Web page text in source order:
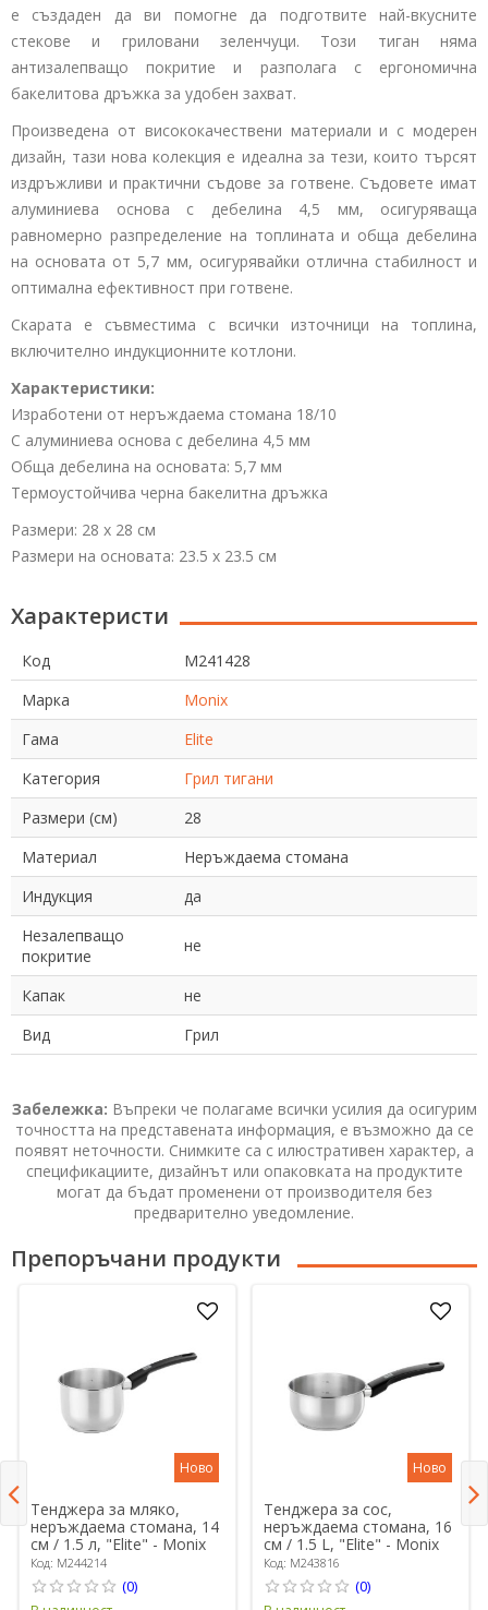
е създаден да ви помогне да подготвите най-вкусните
стекове и гриловани зеленчуци. Този тиган няма
антизалепващо покритие и разполага с ергономична
бакелитова дръжка за удобен захват.
Произведена от висококачествени материали и с модерен
дизайн, тази нова колекция е идеална за тези, които търсят
издръжливи и практични съдове за готвене. Съдовете имат
алуминиева основа с дебелина 4,5 мм, осигуряваща
равномерно разпределение на топлината и обща дебелина
на основата от 5,7 мм, осигурявайки отлична стабилност и
оптимална ефективност при готвене.
Скарата е съвместима с всички източници на топлина,
включително индукционните котлони.
Характеристики:
Изработени от неръждаема стомана 18/10
С алуминиева основа с дебелина 4,5 мм
Обща дебелина на основата: 5,7 мм
Термоустойчива черна бакелитна дръжка
Размери: 28 x 28 см
Размери на основата: 23.5 x 23.5 см
Характеристи
Код
M241428
Марка
Monix
Гама
Elite
Категория
Грил тигани
Размери (см)
28
Материал
Неръждаема стомана
Индукция
да
Незалепващо
покритие
не
Капак
не
Вид
Грил
Забележка: Въпреки че полагаме всички усилия да осигурим
точността на представената информация, е възможно да се
появят неточности. Снимките са с илюстративен характер, а
спецификациите, дизайнът или опаковката на продуктите
могат да бъдат променени от производителя без
предварително уведомление.
Препоръчани продукти
Ново
Тенджера за мляко,
неръждаема стомана, 14
см / 1.5 л, "Elite" - Monix
Код: M244214
(0)
Ново
Тенджера за сос,
неръждаема стомана, 16
см / 1.5 L, "Elite" - Monix
Код: M243816
(0)